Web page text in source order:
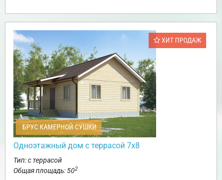
ХИТ ПРОДАЖ
БРУС КАМЕРНОЙ СУШКИ
Одноэтажный дом с террасой 7х8
Тип: с террасой
Общая площадь: 502